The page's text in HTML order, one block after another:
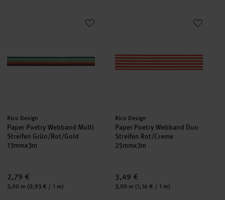
Paper Poetry Webband Multi Streifen Grün/Rot/Gold
Hersteller:
Rico Design
Paper Poetry Webband Multi
Streifen Grün/Rot/Gold
13mmx3m
2,79 €
Inhalt:
3,00 m (0,93 € / 1 m)
Paper Poetry Webband Duo
Hersteller:
Rico Design
Paper Poetry Webband Duo
Streifen Rot/Creme
25mmx3m
3,49 €
Inhalt:
3,00 m (1,16 € / 1 m)